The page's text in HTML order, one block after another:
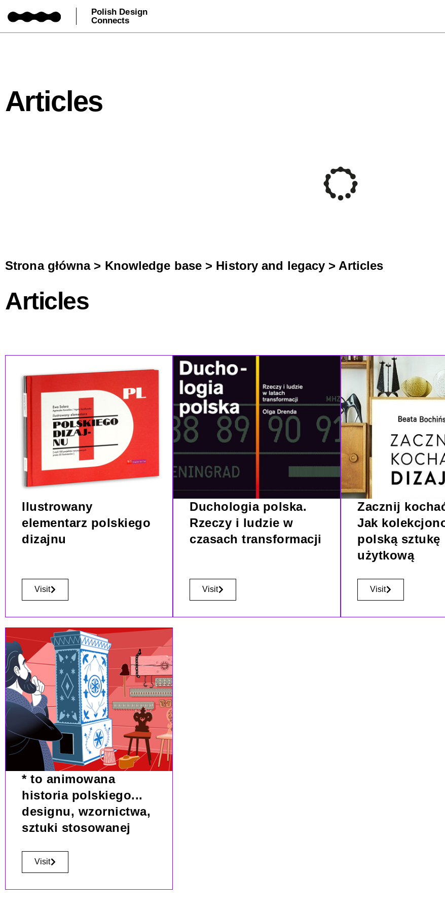
Polish Design
Connects
Articles
Strona główna> Knowledge base > History and legacy > Articles
Articles
Ilustrowany
elementarz polskiego
dizajnu
Visit
Duchologia polska.
Rzeczy i ludzie w
czasach transformacji
Visit
Zacznij
Jak
polską sztukę
użytkową
Visit
* to animowana
historia polskiego...
designu, wzornictwa,
sztuki stosowanej
Visit